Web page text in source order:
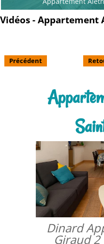
Vidéos - Appartement
Précédent
Dinard
Giraud 2